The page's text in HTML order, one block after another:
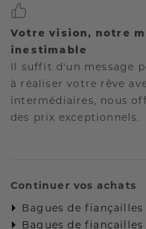
Votre vision, notre
inestimable
Il suffit d'un message
à réaliser votre rêve
intermédiaires, nous
des prix exceptionnels.
Continuer vos achats
Bagues de fiançailles
Bagues de